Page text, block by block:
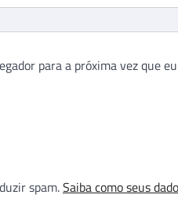
para a próxima vez que
spam.Saiba como seus